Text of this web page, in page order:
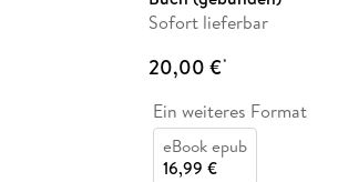
Sofort lieferbar
20,00 €*
Ein weiteres Format
eBook epub
16,99 €